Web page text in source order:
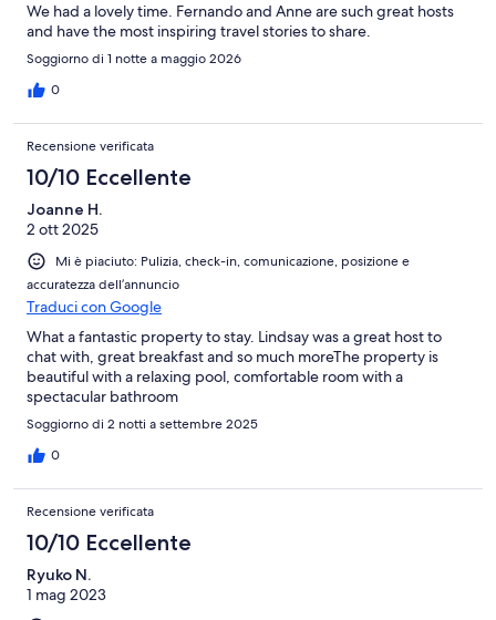
We had a lovely time. Fernando and Anne are such great hosts
and have the most inspiring travel stories to share.
Soggiorno di 1 notte a maggio 2026
0
Recensione verificata
10/10 Eccellente
Joanne H.
2 ott 2025
Mi è piaciuto: Pulizia, check-in, comunicazione, posizione e
accuratezza dell’annuncio
Traduci con Google
What a fantastic property to stay. Lindsay was a great host to
chat with, great breakfast and so much moreThe property is
beautiful with a relaxing pool, comfortable room with a
spectacular bathroom
Soggiorno di 2 notti a settembre 2025
0
Recensione verificata
10/10 Eccellente
Ryuko N.
1 mag 2023